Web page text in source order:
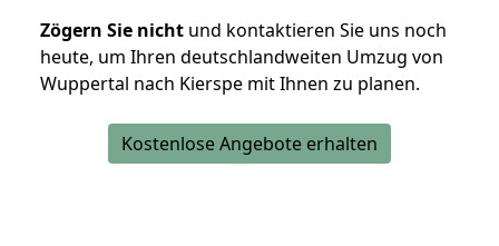
Zögern Sie nicht und kontaktieren Sie uns noch
heute, um Ihren deutschlandweiten Umzug von
Wuppertal nach Kierspe mit Ihnen zu planen.
Kostenlose Angebote erhalten